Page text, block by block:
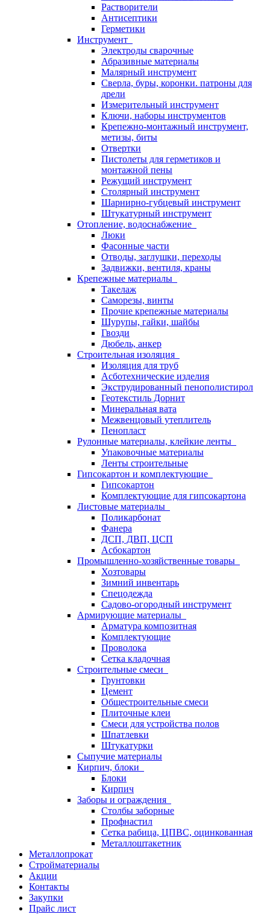
Растворители
Антисептики
Герметики
Инструмент
Электроды сварочные
Абразивные материалы
Малярный инструмент
Сверла, буры, коронки. патроны для
дрели
Измерительный инструмент
Ключи, наборы инструментов
Крепежно-монтажный инструмент,
метизы, биты
Отвертки
Пистолеты для герметиков и
монтажной пены
Режущий инструмент
Столярный инструмент
Шарнирно-губцевый инструмент
Штукатурный инструмент
Отопление, водоснабжение
Люки
Фасонные части
Отводы, заглушки, переходы
Задвижки, вентиля, краны
Крепежные материалы
Такелаж
Саморезы, винты
Прочие крепежные материалы
Шурупы, гайки, шайбы
Гвозди
Дюбель, анкер
Строительная изоляция
Изоляция для труб
Асботехнические изделия
Экструдированный пенополистирол
Геотекстиль Дорнит
Минеральная вата
Межвенцовый утеплитель
Пенопласт
Рулонные материалы, клейкие ленты
Упаковочные материалы
Ленты строительные
Гипсокартон и комплектующие
Гипсокартон
Комплектующие для гипсокартона
Листовые материалы
Поликарбонат
Фанера
ДСП, ДВП, ЦСП
Асбокартон
Промышленно-хозяйственные товары
Хозтовары
Зимний инвентарь
Спецодежда
Садово-огородный инструмент
Армирующие материалы
Арматура композитная
Комплектующие
Проволока
Сетка кладочная
Строительные смеси
Грунтовки
Цемент
Общестроительные смеси
Плиточные клеи
Смеси для устройства полов
Шпатлевки
Штукатурки
Сыпучие материалы
Кирпич, блоки
Блоки
Кирпич
Заборы и ограждения
Столбы заборные
Профнастил
Сетка рабица, ЦПВС, оцинкованная
Металлоштакетник
Металлопрокат
Стройматериалы
Акции
Контакты
Закупки
Прайс лист